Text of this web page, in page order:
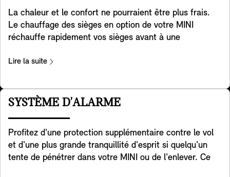
La chaleur et le confort ne pourraient être plus frais.
Le chauffage des sièges en option de votre MINI
réchauffe rapidement vos sièges avant à une
niveaux pour vous réchauffer et vous détendre lorsqu'il
toute la surface de contact du dossier pour un confort
total. De plus, la chaleur peut être distribuée comme
Lire la suite
SYSTÈME D'ALARME
Profitez d'une protection supplémentaire contre le vol
et d'une plus grande tranquillité d'esprit si quelqu'un
tente de pénétrer dans votre MINI ou de l'enlever. Ce